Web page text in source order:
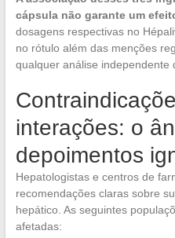
cápsula não garante um
dosagens respectivas no
no rótulo além das menções
qualquer análise independente
interações: o
depoimentos
Hepatologistas e centros de
recomendações claras sobre
hepático. As seguintes
afetadas: